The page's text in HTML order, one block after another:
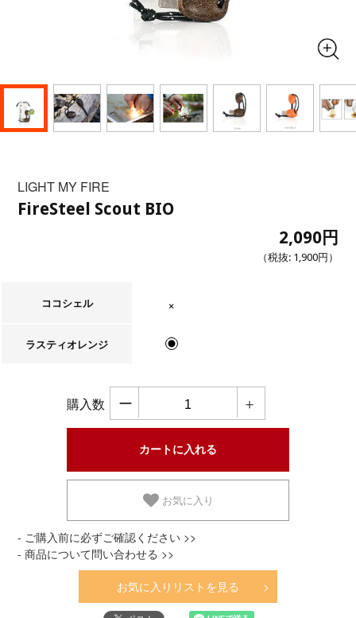
LIGHT MY FIRE
FireSteel Scout BIO
2,090円
（税抜: 1,900円 ）
ココシェル
ラスティオレンジ
購入数 ー ＋
お気に入り
- ご購入前に必ずご確認ください >>
- 商品について問い合わせる >>
お気に入りリストを見る